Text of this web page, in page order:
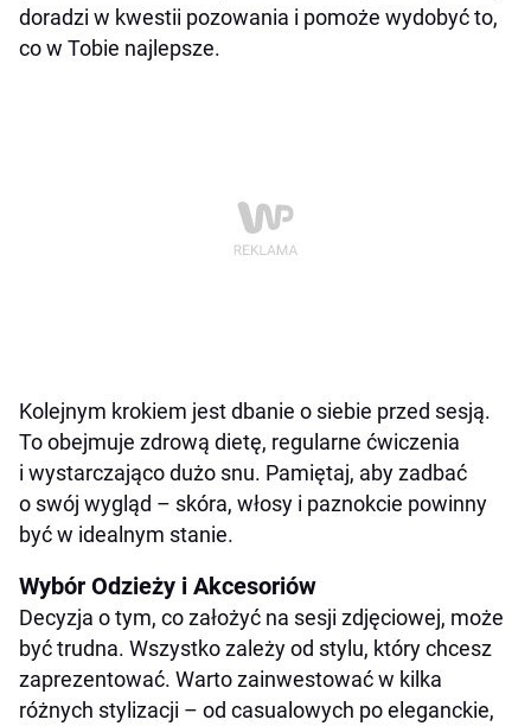
doradzi w kwestii pozowania i pomoże wydobyć to,
co w Tobie najlepsze.
Kolejnym krokiem jest dbanie o siebie przed sesją.
To obejmuje zdrową dietę, regularne ćwiczenia
i wystarczająco dużo snu. Pamiętaj, aby zadbać
o swój wygląd – skóra, włosy i paznokcie powinny
być w idealnym stanie.
Wybór Odzieży i Akcesoriów
Decyzja o tym, co założyć na sesji zdjęciowej, może
być trudna. Wszystko zależy od stylu, który chcesz
zaprezentować. Warto zainwestować w kilka
różnych stylizacji – od casualowych po eleganckie,